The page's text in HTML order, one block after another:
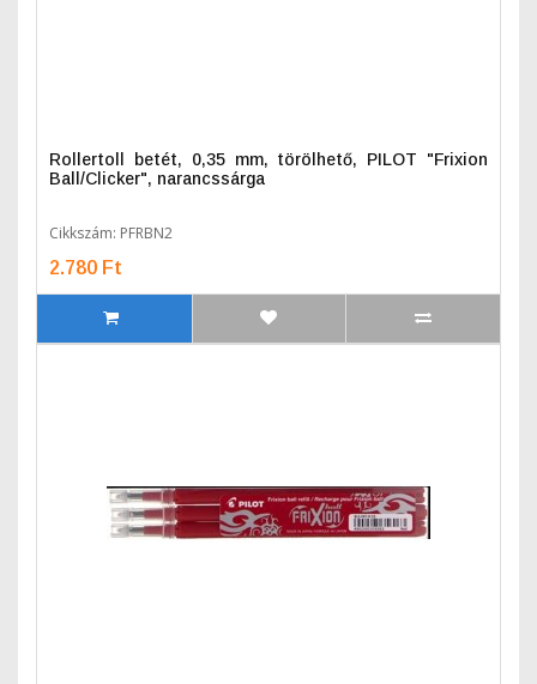
Rollertoll betét, 0,35 mm, törölhető, PILOT "Frixion
Ball/Clicker", narancssárga
Cikkszám: PFRBN2
2.780 Ft